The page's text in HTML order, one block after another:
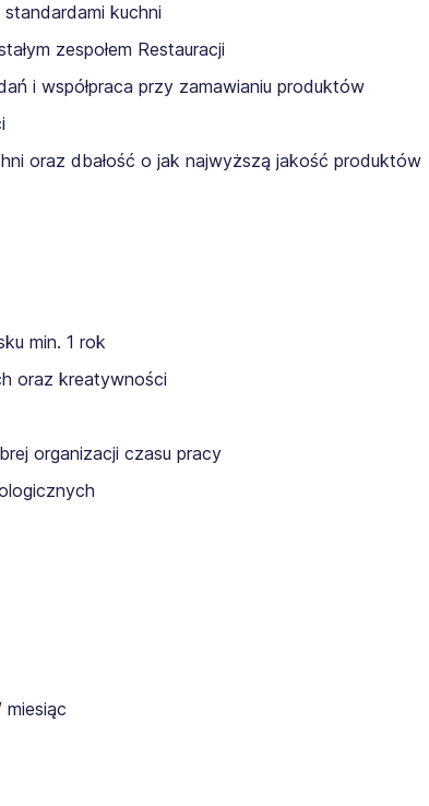
kuchni
zespołem Restauracji
i współpraca przy zamawianiu produktów
oraz dbałość o jak najwyższą jakość produktów
min. 1 rok
oraz kreatywności
organizacji czasu pracy